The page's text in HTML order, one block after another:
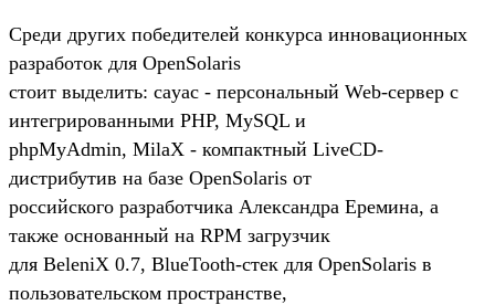
Среди других победителей конкурса инновационных
разработок для OpenSolaris
стоит выделить: cayac - персональный Web-сервер с
интегрированными PHP, MySQL и
phpMyAdmin, MilaX - компактный LiveCD-
дистрибутив на базе OpenSolaris от
российского разработчика Александра Еремина, а
также основанный на RPM загрузчик
для BeleniX 0.7, BlueTooth-стек для OpenSolaris в
пользовательском пространстве,